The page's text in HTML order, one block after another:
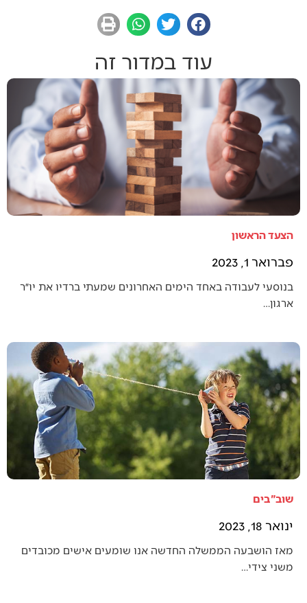
עוד במדור זה
הצעד הראשון
פברואר 1, 2023
בנוסעי לעבודה באחד הימים האחרונים שמעתי ברדיו את יו״ר
ארגון…
שוב"בים
ינואר 18, 2023
מאז הושבעה הממשלה החדשה אנו שומעים אישים מכובדים
משני צידי…